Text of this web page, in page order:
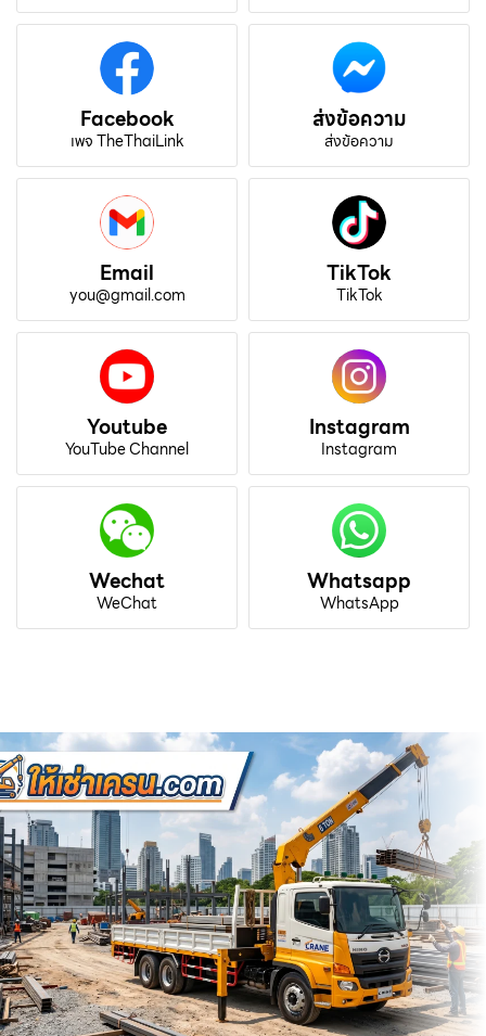
Facebook
เพจ TheThaiLink
ส่งข้อความ
ส่งข้อความ
Email
you@gmail.com
TikTok
TikTok
Youtube
YouTube Channel
Instagram
Instagram
Wechat
WeChat
Whatsapp
WhatsApp